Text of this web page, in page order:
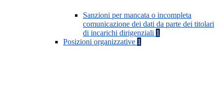
Sanzioni per mancata o incompleta
comunicazione dei dati da parte dei titolari
di incarichi dirigenziali 1
Posizioni organizzative 1